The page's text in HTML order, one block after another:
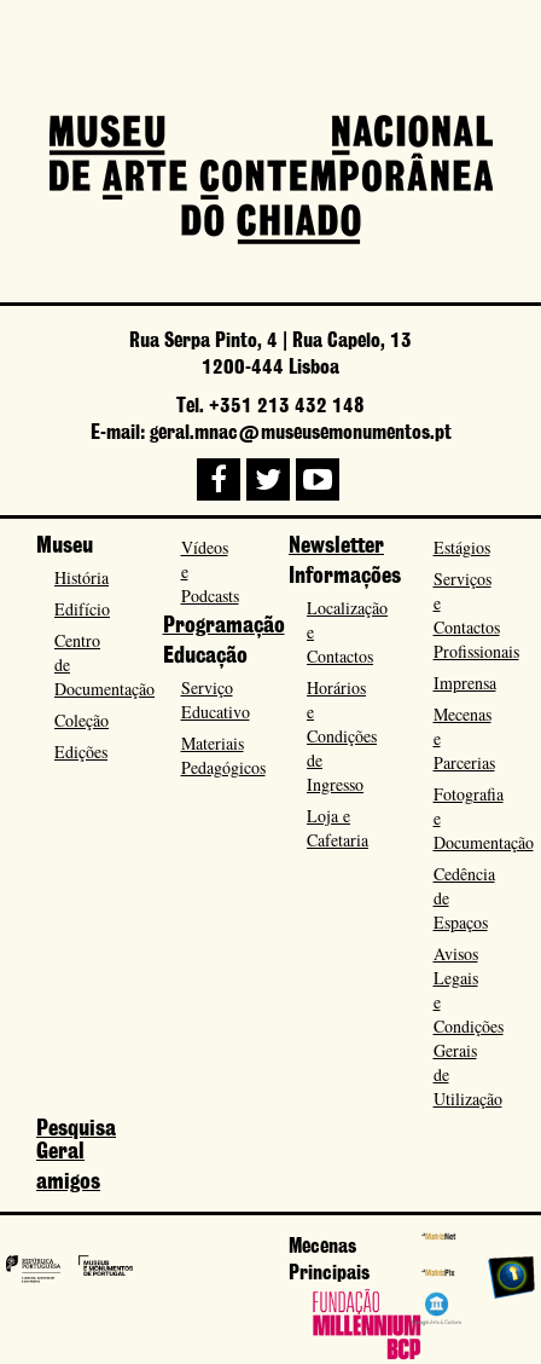
Rua Serpa Pinto, 4 | Rua Capelo, 13
1200-444 Lisboa
Tel. +351 213 432 148
E-mail: geral.mnac@museusemonumentos.pt
Museu
História
Edifício
Centro
de
Documentação
Coleção
Edições
Vídeos
e
Podcasts
Programação
Educação
Serviço
Educativo
Materiais
Pedagógicos
Newsletter
Informações
Localização
e
Contactos
Horários
e
Condições
de
Ingresso
Loja e
Cafetaria
Estágios
Serviços
e
Contactos
Profissionais
Imprensa
Mecenas
e
Parcerias
Fotografia
e
Documentação
Cedência
de
Espaços
Avisos
Legais
e
Condições
Gerais
de
Utilização
Pesquisa
Geral
amigos
Mecenas
Principais